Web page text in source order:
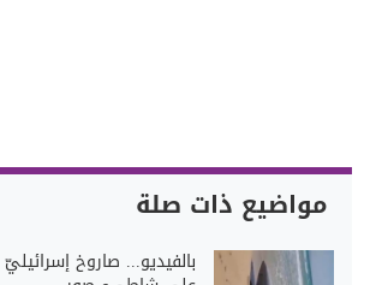
مواضيع ذات صلة
بالفيديو... صاروخ